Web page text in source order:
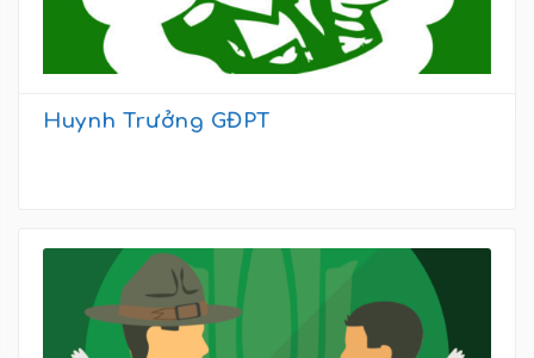
Huynh Trưởng GĐPT